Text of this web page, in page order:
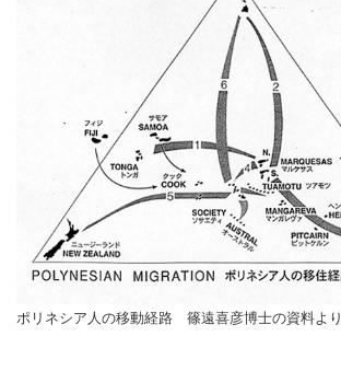
ポリネシア人の移動経路 篠遠喜彦博士の資料より